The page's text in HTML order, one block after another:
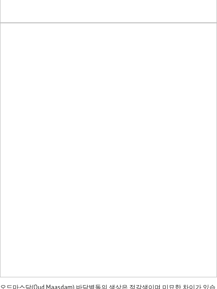
오드마스담(Oud Maasdam) 바닥벽돌의 색상은 적갈색이며 미묘한 차이가 있습